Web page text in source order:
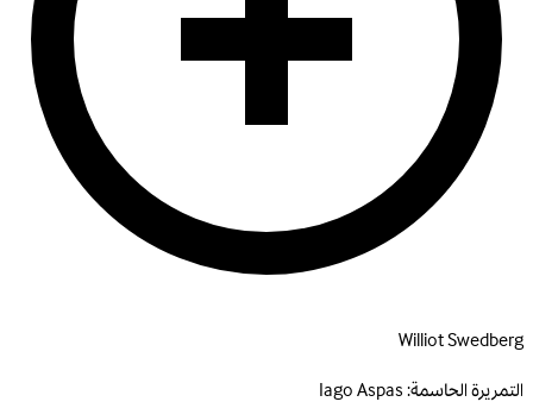
Williot Swedberg
التمريرة الحاسمة:Iago Aspas